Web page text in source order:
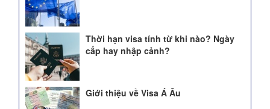
Thời hạn visa tính từ khi nào? Ngày
cấp hay nhập cảnh?
Giới thiệu về Visa Á Âu